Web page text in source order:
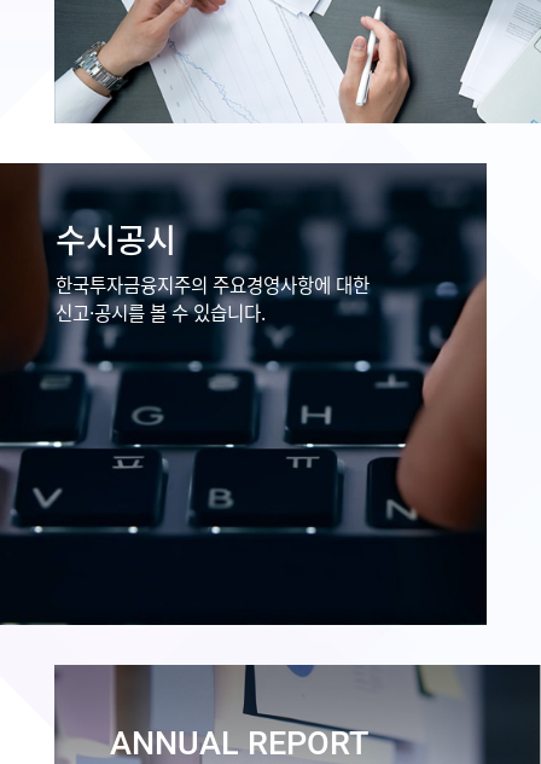
수시공시
한국투자금융지주의 주요경영사항에 대한
신고·공시를 볼 수 있습니다.
ANNUAL REPORT